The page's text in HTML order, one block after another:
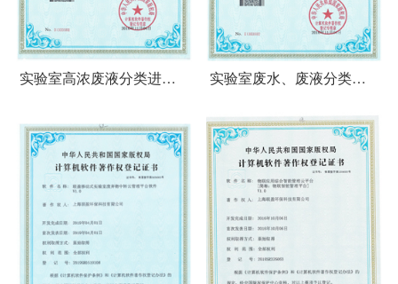
实验室高浓废液分类进销
实验室废水、废液分类无